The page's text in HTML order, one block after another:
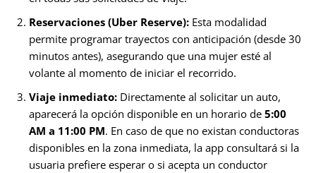
Reservaciones (Uber Reserve): Esta modalidad
permite programar trayectos con anticipación (desde 30
minutos antes), asegurando que una mujer esté al
volante al momento de iniciar el recorrido.
Viaje inmediato: Directamente al solicitar un auto,
aparecerá la opción disponible en un horario de 5:00
AM a 11:00 PM. En caso de que no existan conductoras
disponibles en la zona inmediata, la app consultará si la
usuaria prefiere esperar o si acepta un conductor